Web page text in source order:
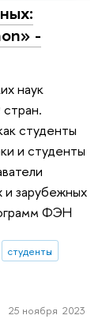
-
наук
студенты
и студенты
и зарубежных
ФЭН
студенты
25 ноября 2023